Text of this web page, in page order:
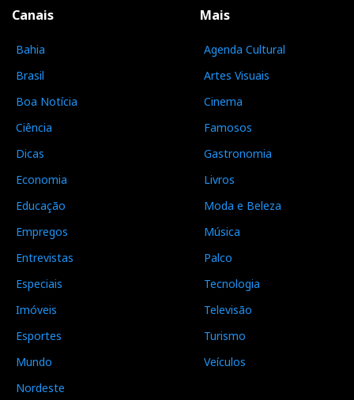
Canais
Bahia
Brasil
Boa Notícia
Ciência
Dicas
Economia
Educação
Empregos
Entrevistas
Especiais
Imóveis
Esportes
Mundo
Nordeste
Mais
Agenda Cultural
Artes Visuais
Cinema
Famosos
Gastronomia
Livros
Moda e Beleza
Música
Palco
Tecnologia
Televisão
Turismo
Veículos